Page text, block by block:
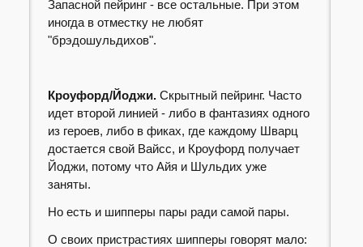
Запасной пейринг - все остальные. При этом
иногда в отместку не любят
"брэдошульдихов".
Кроуфорд/Йоджи.Скрытный пейринг. Часто
идет второй линией - либо в фантазиях одного
из героев, либо в фиках, где каждому Шварц
достается свой Вайсс, и Кроуфорд получает
Йоджи, потому что Айя и Шульдих уже
заняты.
Но есть и шипперы пары ради самой пары.
О своих пристрастиях шипперы говорят мало: